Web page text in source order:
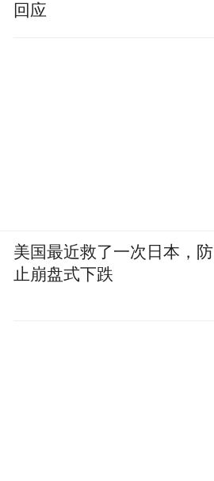
回应
美国最近救了一次日本，防
止崩盘式下跌